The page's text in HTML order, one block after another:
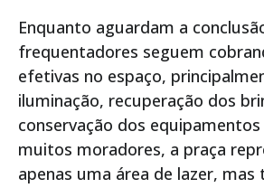
Enquanto aguardam a
frequentadores seguem
efetivas no espaço,
iluminação, recuperação dos
conservação dos
muitos moradores, a praça
apenas uma área de lazer,